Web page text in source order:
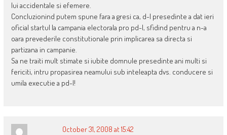
lui accidentale si efemere.
Concluzionind putem spune fara a gresi ca, d-l presedinte a dat ieri
oficial startul la campania electorala pro pd-l, sfidind pentru a n-a
oara prevederile constitutionale prin implicarea sa directa si
partizana in campanie.
Sa ne traiti mult stimate si iubite domnule presedinte ani multi si
fericiti, intru propasirea neamului sub inteleapta dvs. conducere si
umila executie a pd-l!
October 31, 2008 at 15:42